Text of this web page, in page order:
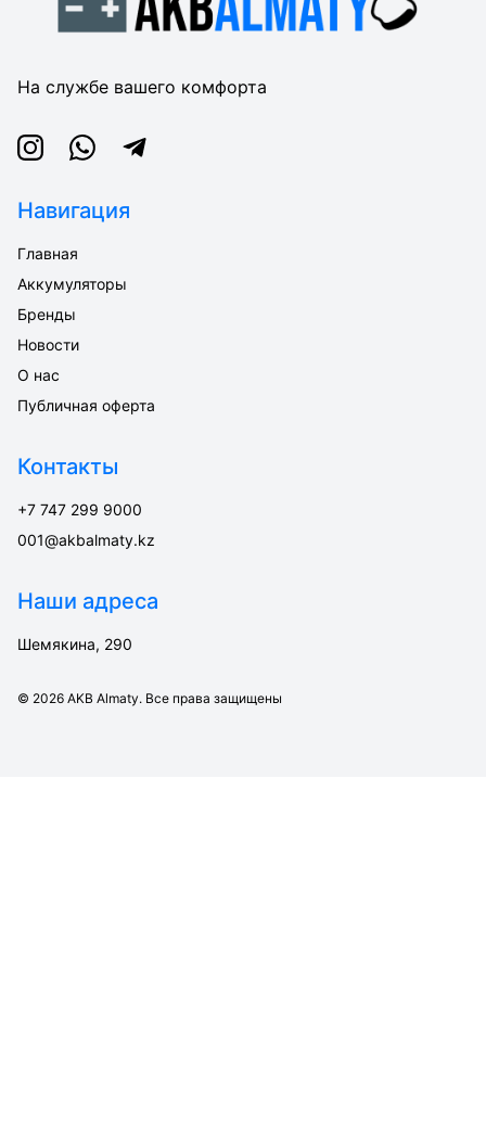
На службе вашего комфорта
InstagramWhatsappTelegram
Навигация
Главная
Аккумуляторы
Бренды
Новости
О нас
Публичная оферта
Контакты
+7 747 299 9000
001@akbalmaty.kz
Наши адреса
Шемякина, 290
© 2026 AKB Almaty. Все права защищены